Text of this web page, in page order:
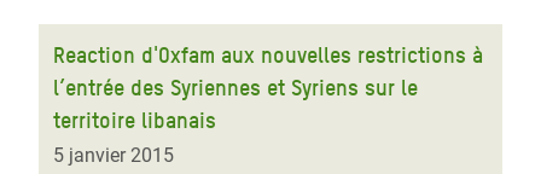
Reaction d'Oxfam aux nouvelles restrictions à
l’entrée des Syriennes et Syriens sur le
territoire libanais
5 janvier 2015